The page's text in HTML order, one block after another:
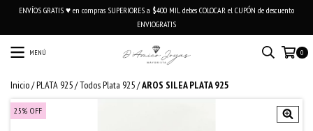
ENVÍOS GRATIS ♥ en compras SUPERIORES a $400 MIL debes COLOCAR el CUPÓN de descuento
ENVIOGRATIS
MENÚ 0
Inicio/PLATA 925/Todos Plata 925/AROS SILEA PLATA 925
25% OFF